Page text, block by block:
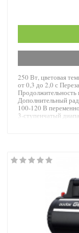
250 Вт, цветовая
от 0,3 до 2,0 с
Дополнительный
100-120 В
3-ступенчатый